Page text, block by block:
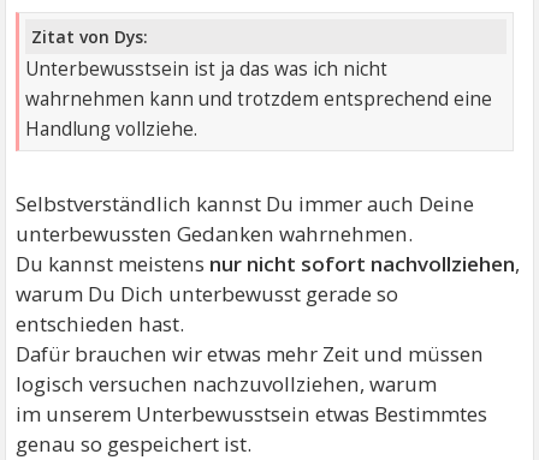
Zitat von Dys:
Unterbewusstsein ist ja das was ich nicht
wahrnehmen kann und trotzdem entsprechend eine
Handlung vollziehe.
Selbstverständlich kannst Du immer auch Deine
unterbewussten Gedanken wahrnehmen.
Du kannst meistens nur nicht sofort nachvollziehen,
warum Du Dich unterbewusst gerade so
entschieden hast.
Dafür brauchen wir etwas mehr Zeit und müssen
logisch versuchen nachzuvollziehen, warum
im unserem Unterbewusstsein etwas Bestimmtes
genau so gespeichert ist.